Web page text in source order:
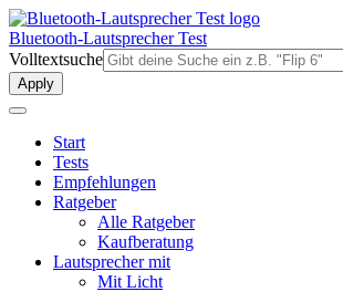
Direkt
zum
Inhalt
Bluetooth-Lautsprecher Test
Volltextsuche
Start
Tests
Empfehlungen
Ratgeber
Alle Ratgeber
Kaufberatung
Lautsprecher mit
Mit Licht